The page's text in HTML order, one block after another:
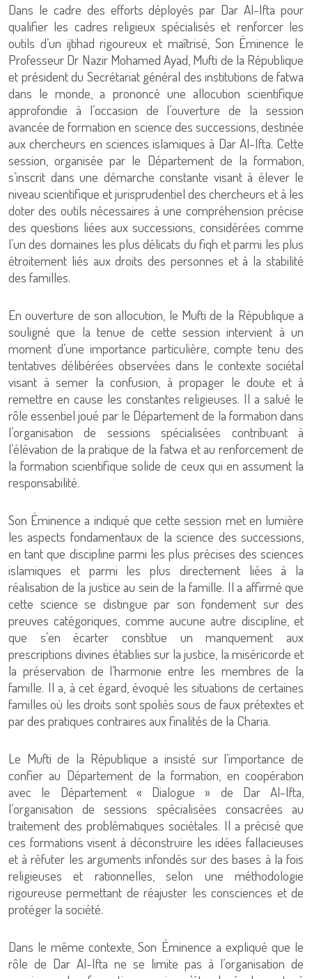
Dans le cadre des efforts déployés par Dar Al-Ifta pour
qualifier les cadres religieux spécialisés et renforcer les
outils d’un ijtihad rigoureux et maîtrisé, Son Éminence le
Professeur Dr Nazir Mohamed Ayad, Mufti de la République
et président du Secrétariat général des institutions de fatwa
dans le monde, a prononcé une allocution scientifique
approfondie à l’occasion de l’ouverture de la session
avancée de formation en science des successions, destinée
aux chercheurs en sciences islamiques à Dar Al-Ifta. Cette
session, organisée par le Département de la formation,
s’inscrit dans une démarche constante visant à élever le
niveau scientifique et jurisprudentiel des chercheurs et à les
doter des outils nécessaires à une compréhension précise
des questions liées aux successions, considérées comme
l’un des domaines les plus délicats du fiqh et parmi les plus
étroitement liés aux droits des personnes et à la stabilité
des familles.
En ouverture de son allocution, le Mufti de la République a
souligné que la tenue de cette session intervient à un
moment d’une importance particulière, compte tenu des
tentatives délibérées observées dans le contexte sociétal
visant à semer la confusion, à propager le doute et à
remettre en cause les constantes religieuses. Il a salué le
rôle essentiel joué par le Département de la formation dans
l’organisation de sessions spécialisées contribuant à
l’élévation de la pratique de la fatwa et au renforcement de
la formation scientifique solide de ceux qui en assument la
responsabilité.
Son Éminence a indiqué que cette session met en lumière
les aspects fondamentaux de la science des successions,
en tant que discipline parmi les plus précises des sciences
islamiques et parmi les plus directement liées à la
réalisation de la justice au sein de la famille. Il a affirmé que
cette science se distingue par son fondement sur des
preuves catégoriques, comme aucune autre discipline, et
que s’en écarter constitue un manquement aux
prescriptions divines établies sur la justice, la miséricorde et
la préservation de l’harmonie entre les membres de la
famille. Il a, à cet égard, évoqué les situations de certaines
familles où les droits sont spoliés sous de faux prétextes et
par des pratiques contraires aux finalités de la Charia.
Le Mufti de la République a insisté sur l’importance de
confier au Département de la formation, en coopération
avec le Département « Dialogue » de Dar Al-Ifta,
l’organisation de sessions spécialisées consacrées au
traitement des problématiques sociétales. Il a précisé que
ces formations visent à déconstruire les idées fallacieuses
et à réfuter les arguments infondés sur des bases à la fois
religieuses et rationnelles, selon une méthodologie
rigoureuse permettant de réajuster les consciences et de
protéger la société.
Dans le même contexte, Son Éminence a expliqué que le
rôle de Dar Al-Ifta ne se limite pas à l’organisation de